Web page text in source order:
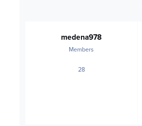
medena978
Members
28posts